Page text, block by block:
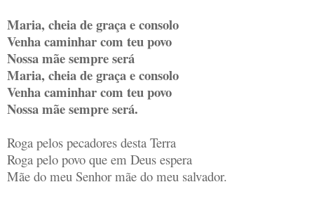
Maria, cheia de graça e consolo
Venha caminhar com teu povo
Nossa mãe sempre será
Maria, cheia de graça e consolo
Venha caminhar com teu povo
Nossa mãe sempre será.
Roga pelos pecadores desta Terra
Roga pelo povo que em Deus espera
Mãe do meu Senhor mãe do meu salvador.